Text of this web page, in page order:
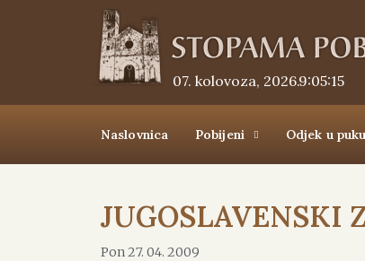
07. kolovoza, 2026.9:05:16
Naslovnica Pobijeni Odjek u puku
JUGOSLAVENSKI
Pon 27. 04. 2009